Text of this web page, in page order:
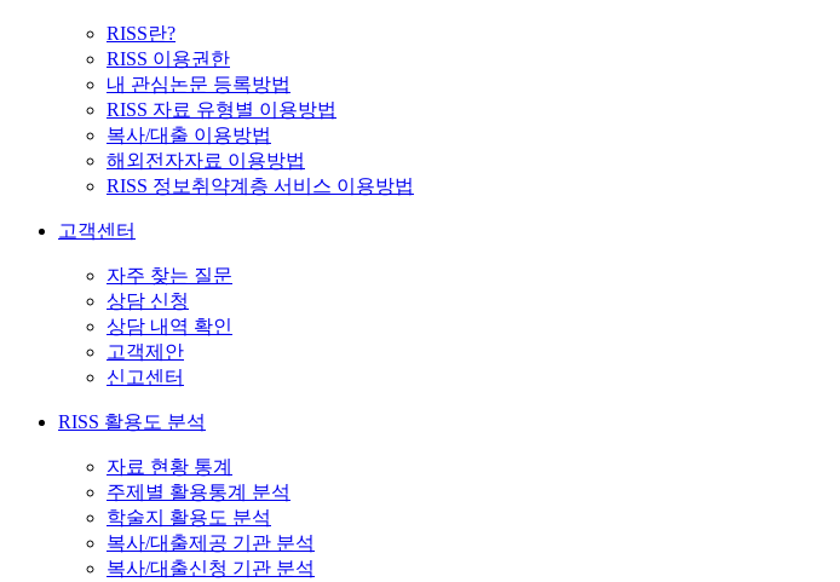
RISS란?
RISS 이용권한
내 관심논문 등록방법
RISS 자료 유형별 이용방법
복사/대출 이용방법
해외전자자료 이용방법
RISS 정보취약계층 서비스 이용방법
고객센터
자주 찾는 질문
상담 신청
상담 내역 확인
고객제안
신고센터
RISS 활용도 분석
자료 현황 통계
주제별 활용통계 분석
학술지 활용도 분석
복사/대출제공 기관 분석
복사/대출신청 기관 분석